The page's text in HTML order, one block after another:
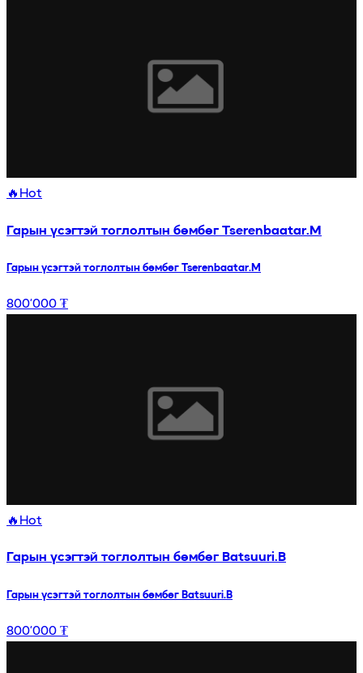
🔥 Hot
Гарын үсэгтэй тоглолтын бөмбөг Tserenbaatar.M
Гарын үсэгтэй тоглолтын бөмбөг Tserenbaatar.M
800’000 ₮
🔥 Hot
Гарын үсэгтэй тоглолтын бөмбөг Batsuuri.B
Гарын үсэгтэй тоглолтын бөмбөг Batsuuri.B
800’000 ₮